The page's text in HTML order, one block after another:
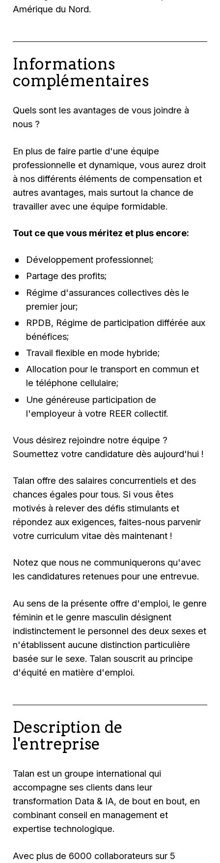
Amérique du Nord.
Informations
complémentaires
Quels sont les avantages de vous joindre à
nous ?
En plus de faire partie d'une équipe
professionnelle et dynamique, vous aurez droit
à nos différents éléments de compensation et
autres avantages, mais surtout la chance de
travailler avec une équipe formidable.
Tout ce que vous méritez et plus encore:
Développement professionnel;
Partage des profits;
Régime d'assurances collectives dès le
premier jour;
RPDB, Régime de participation différée aux
bénéfices;
Travail flexible en mode hybride;
Allocation pour le transport en commun et
le téléphone cellulaire;
Une généreuse participation de
l'employeur à votre REER collectif.
Vous désirez rejoindre notre équipe ?
Soumettez votre candidature dès aujourd'hui !
Talan offre des salaires concurrentiels et des
chances égales pour tous. Si vous êtes
motivés à relever des défis stimulants et
répondez aux exigences, faites-nous parvenir
votre curriculum vitae dès maintenant !
Notez que nous ne communiquerons qu'avec
les candidatures retenues pour une entrevue.
Au sens de la présente offre d'emploi, le genre
féminin et le genre masculin désignent
indistinctement le personnel des deux sexes et
n'établissent aucune distinction particulière
basée sur le sexe. Talan souscrit au principe
d'équité en matière d'emploi.
Description de
l'entreprise
Talan est un groupe international qui
accompagne ses clients dans leur
transformation Data & IA, de bout en bout, en
combinant conseil en management et
expertise technologique.
Avec plus de 6000 collaborateurs sur 5